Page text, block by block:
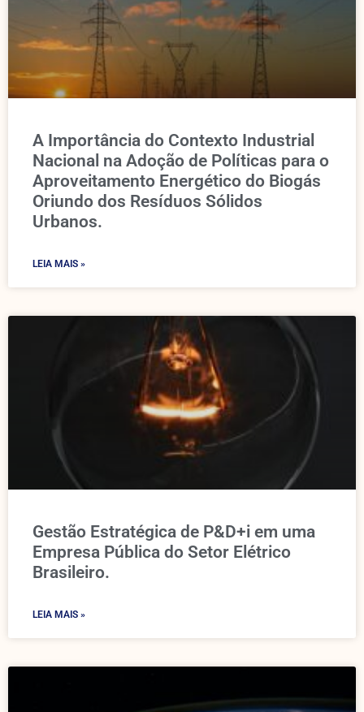
A Importância do Contexto Industrial
Nacional na Adoção de Políticas para o
Aproveitamento Energético do Biogás
Oriundo dos Resíduos Sólidos
Urbanos.
LEIA MAIS »
Gestão Estratégica de P&D+i em uma
Empresa Pública do Setor Elétrico
Brasileiro.
LEIA MAIS »